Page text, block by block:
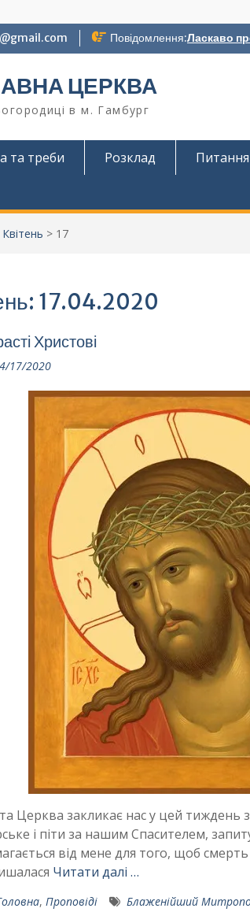
Повідомлення:Ласкаво
ЦЕРКВА
в м. Гамбург
та треби Розклад Питання
Квітень > 17
17.04.2020
Христові
17/2020
Церква закликає нас у цей тиждень
і піти за нашим Спасителем,
від мене для того, щоб
Читати далі …
, Проповіді Блаженійший